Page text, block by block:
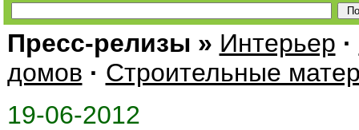
Пресс-релизы » Интерьер ·
домов · Строительные
19-06-2012